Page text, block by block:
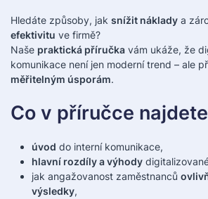
Hledáte způsoby, jak snížit náklady a
efektivitu ve firmě?
Naše praktická příručka vám ukáže, že
komunikace není jen moderní trend – ale
měřitelným úsporám.
Co v příručce
úvod do interní komunikace,
hlavní rozdíly a výhody
jak angažovanost zaměstnanců
výsledky,